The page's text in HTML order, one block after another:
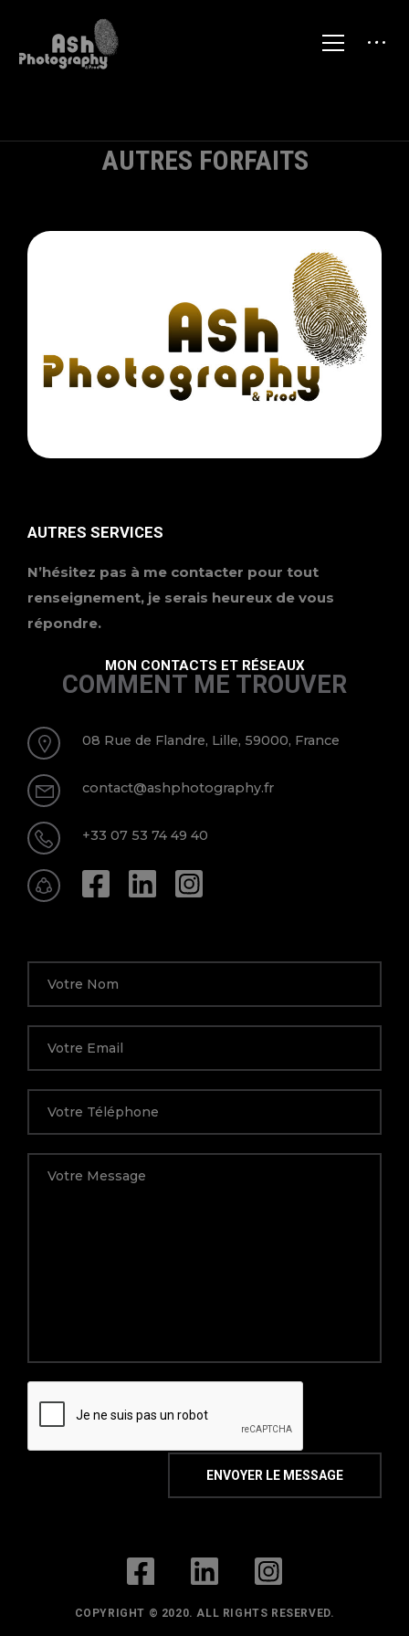
AUTRES FORFAITS
AUTRES SERVICES
N’hésitez pas à me contacter pour tout
renseignement, je serais heureux de vous
répondre.
MON CONTACTS ET RÉSEAUX
COMMENT ME TROUVER
08 Rue de Flandre, Lille, 59000, France
contact@ashphotography.fr
+33 07 53 74 49 40
COPYRIGHT © 2020. ALL RIGHTS RESERVED.